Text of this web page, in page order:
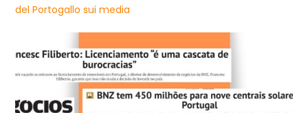
del Portogallo sui media